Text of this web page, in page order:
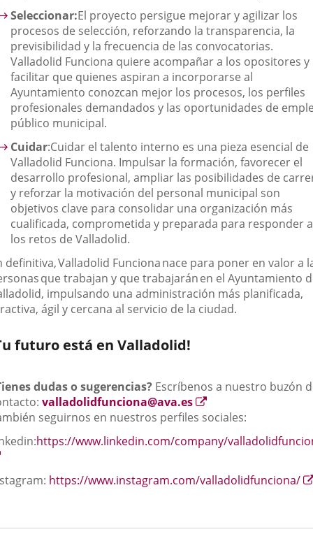
Seleccionar:El proyecto persigue mejorar y agilizar los
procesos de selección, reforzando la transparencia, la
previsibilidad y la frecuencia de las convocatorias.
Valladolid Funciona quiere acompañar a los opositores y
facilitar que quienes aspiran a incorporarse al
Ayuntamiento conozcan mejor los procesos, los perfiles
profesionales demandados y las oportunidades de
público municipal.
Cuidar:Cuidar el talento interno es una pieza esencial de
Valladolid Funciona. Impulsar la formación, favorecer el
desarrollo profesional, ampliar las posibilidades de
y reforzar la motivación del personal municipal son
objetivos clave para consolidar una organización más
cualificada, comprometida y preparada para responder a
los retos de Valladolid.
definitiva,Valladolid Funcionanace para poner en valor a
que trabajan y que trabajaránen el Ayuntamiento
impulsando una administración más planificada,
ágil y cercana al servicio de la ciudad.
futuro está en Valladolid!
dudas o sugerencias? Escríbenos a nuestro buzón
valladolidfunciona@ava.es
Enlace
a
aplicación
seguirnos en nuestros perfiles sociales:
https://www.linkedin.com/company/
Enlace
una
https://www.instagram.com/valladolidfunciona/